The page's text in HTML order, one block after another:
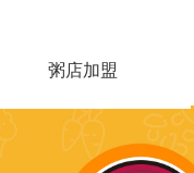
粥店加盟